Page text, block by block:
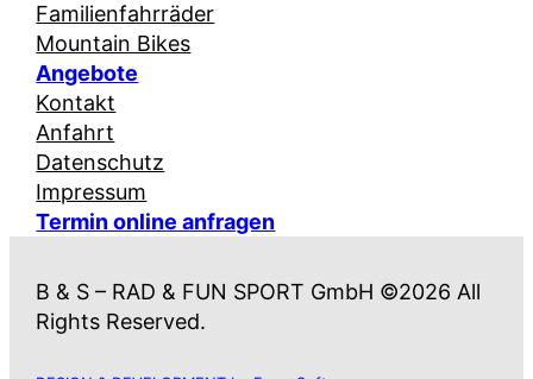
Familienfahrräder
Mountain Bikes
Angebote
Kontakt
Anfahrt
Datenschutz
Impressum
Termin online anfragen
B & S – RAD & FUN SPORT GmbH ©2026 All
Rights Reserved.